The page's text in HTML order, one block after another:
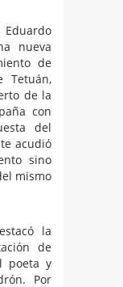
nueva
de
Tetuán,
de la
con
del
acudió
sino
mismo
la
de
poeta y
Por